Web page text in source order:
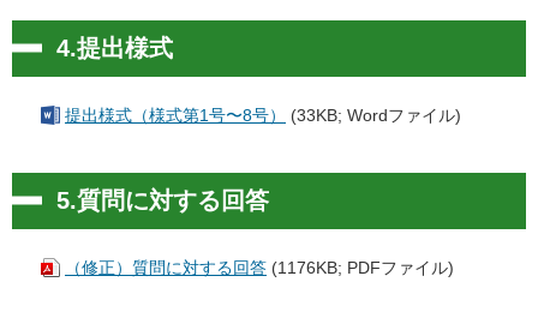
4.提出様式
提出様式（様式第1号〜8号） (33KB; Wordファイル)
5.質問に対する回答
（修正）質問に対する回答 (1176KB; PDFファイル)